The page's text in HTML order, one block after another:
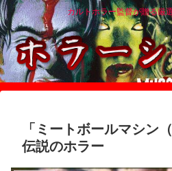
カルトホラー監督が贈る厳
「ミートボールマシン
伝説のホラー